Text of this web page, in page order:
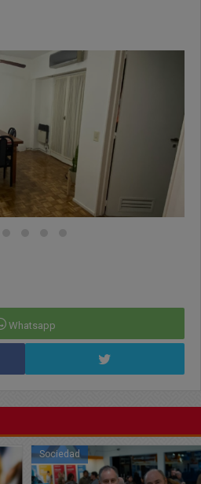
Whatsapp
Sociedad